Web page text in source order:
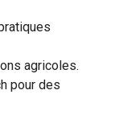
agricoles.
pour des